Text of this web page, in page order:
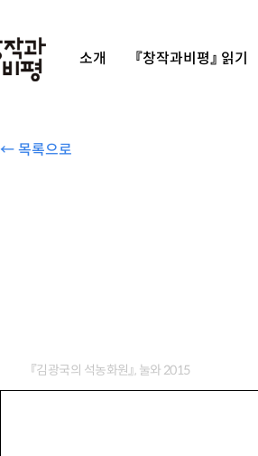
소개 『창작과비평』 읽기
← 목록으로
『김광국의 석농화원』, 눌와 2015